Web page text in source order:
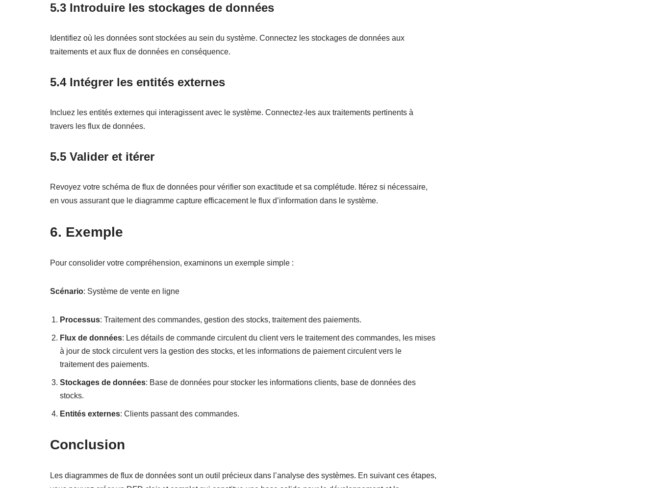
5.3 Introduire les stockages de données
Identifiez où les données sont stockées au sein du système. Connectez les stockages de données aux
traitements et aux flux de données en conséquence.
5.4 Intégrer les entités externes
Incluez les entités externes qui interagissent avec le système. Connectez-les aux traitements pertinents à
travers les flux de données.
5.5 Valider et itérer
Revoyez votre schéma de flux de données pour vérifier son exactitude et sa complétude. Itérez si nécessaire,
en vous assurant que le diagramme capture efficacement le flux d’information dans le système.
6. Exemple
Pour consolider votre compréhension, examinons un exemple simple :
Scénario: Système de vente en ligne
Processus: Traitement des commandes, gestion des stocks, traitement des paiements.
Flux de données: Les détails de commande circulent du client vers le traitement des commandes, les mises
à jour de stock circulent vers la gestion des stocks, et les informations de paiement circulent vers le
traitement des paiements.
Stockages de données: Base de données pour stocker les informations clients, base de données des
stocks.
Entités externes: Clients passant des commandes.
Conclusion
Les diagrammes de flux de données sont un outil précieux dans l’analyse des systèmes. En suivant ces étapes,